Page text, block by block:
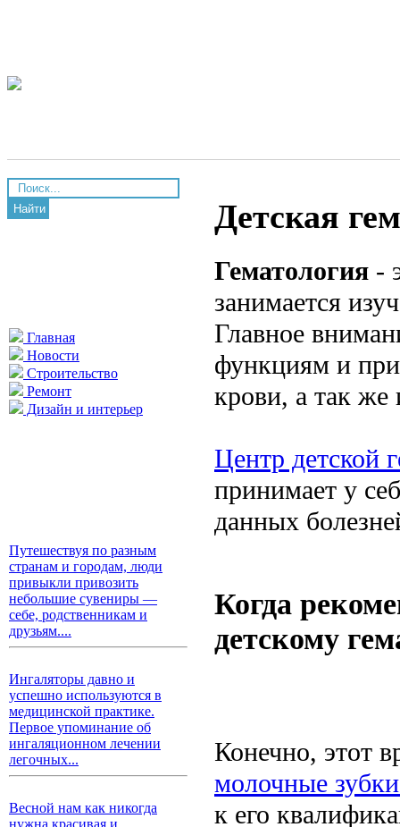
Найти
Главная
Новости
Строительство
Ремонт
Дизайн и интерьер
Путешествуя по разным
странам и городам, люди
привыкли привозить
небольшие сувениры —
себе, родственникам и
друзьям....
Ингаляторы давно и
успешно используются в
медицинской практике.
Первое упоминание об
ингаляционном лечении
легочных...
Весной нам как никогда
нужна красивая и
Детская
Гематология -
занимается
Главное
функциям и
крови, а так же
Центр детской
принимает у
данных
Когда
детскому
Конечно, этот
молочные
к его